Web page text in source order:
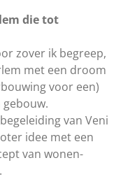
die tot
zover ik begreep,
met een droom
voor een)
van Veni
idee met een
van wonen-